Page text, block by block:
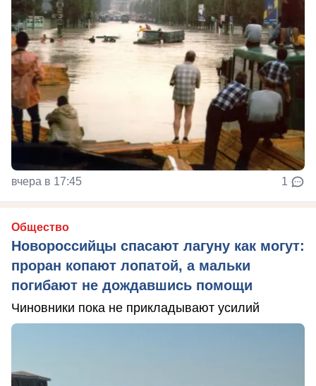
вчера в 17:45 1
Общество
Новороссийцы спасают лагуну как могут:
проран копают лопатой, а мальки
погибают не дождавшись помощи
Чиновники пока не прикладывают усилий